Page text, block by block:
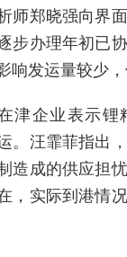
师郑晓强向界
步办理年初已
响发运量较少，
津企业表示锂
汪霏菲指出
造成的供应担
，实际到港情